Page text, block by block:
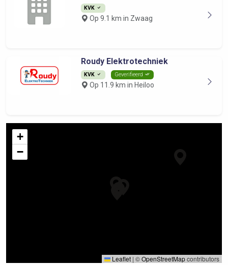
KVK
Op 9.1 km in Zwaag
Roudy Elektrotechniek
KVK Geverifieerd
Op 11.9 km in Heiloo
+
−
Leaflet | ©OpenStreetMapcontributors